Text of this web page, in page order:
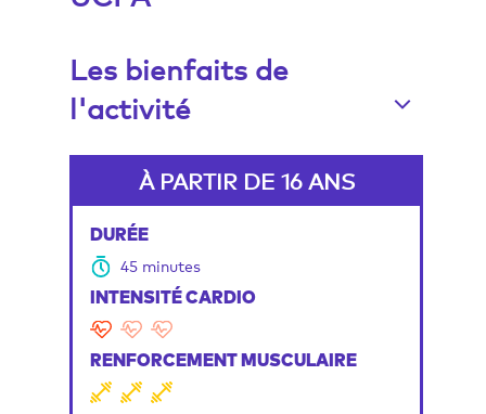
Les bienfaits de
l'activité
À PARTIR DE 16 ANS
DURÉE
45 minutes
INTENSITÉ CARDIO
RENFORCEMENT MUSCULAIRE